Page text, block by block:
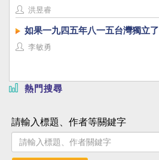
洪昱睿
如果一九四五年八一五台灣獨立了
李敏勇
熱門搜尋
請輸入標題、作者等關鍵字